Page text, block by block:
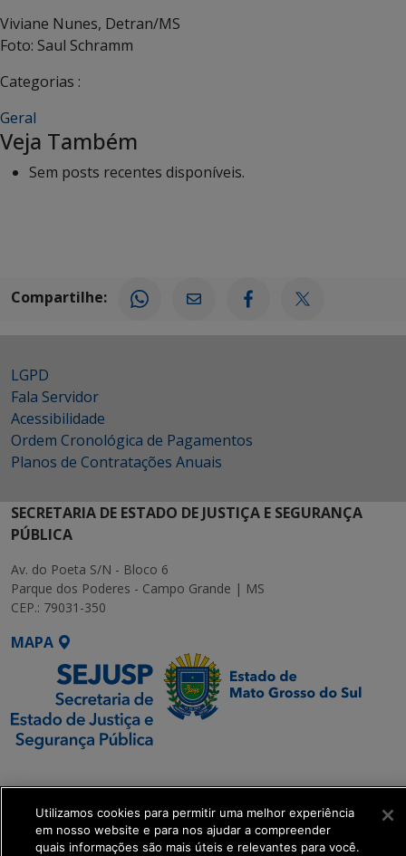
Viviane Nunes, Detran/MS
Foto: Saul Schramm
Categorias :
Geral
Veja Também
Sem posts recentes disponíveis.
Compartilhe:
LGPD
Fala Servidor
Acessibilidade
Ordem Cronológica de Pagamentos
Planos de Contratações Anuais
SECRETARIA DE ESTADO DE JUSTIÇA E SEGURANÇA
PÚBLICA
Av. do Poeta S/N - Bloco 6
Parque dos Poderes - Campo Grande | MS
CEP.: 79031-350
MAPA
Executiva de
Transformação Digital
Utilizamos cookies para permitir uma melhor experiência
em nosso website e para nos ajudar a compreender
quais informações são mais úteis e relevantes para você.